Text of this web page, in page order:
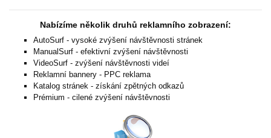
Nabízíme několik druhů reklamního zobrazení:
AutoSurf - vysoké zvýšení návštěvnosti stránek
ManualSurf - efektivní zvýšení návštěvnosti
VideoSurf - zvýšení návštěvnosti videí
Reklamní bannery - PPC reklama
Katalog stránek - získání zpětných odkazů
Prémium - cilené zvýšení návštěvnosti